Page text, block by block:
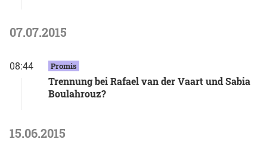
07.07.2015
08:44 Promis
Trennung bei Rafael van der Vaart und Sabia
Boulahrouz?
15.06.2015